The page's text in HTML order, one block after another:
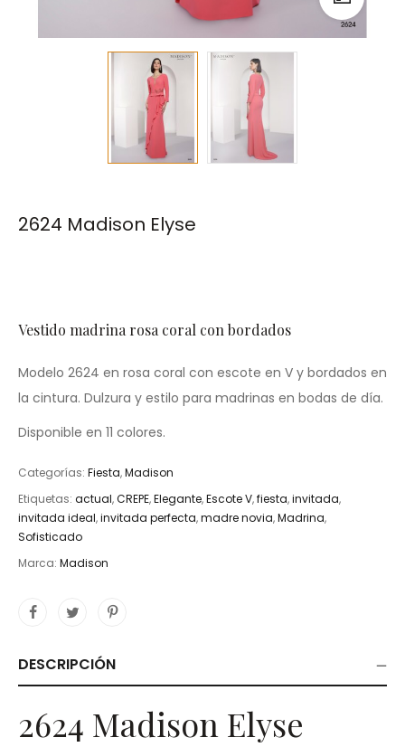
2624 Madison Elyse
Vestido madrina rosa coral con bordados
Modelo 2624 en rosa coral con escote en V y bordados en
la cintura. Dulzura y estilo para madrinas en bodas de día.
Disponible en 11 colores.
Categorías: Fiesta,Madison
Etiquetas: actual,CREPE,Elegante,Escote V,fiesta,invitada,
invitada ideal,invitada perfecta,madre novia,Madrina,
Sofisticado
Marca: Madison
DESCRIPCIÓN
2624 Madison Elyse